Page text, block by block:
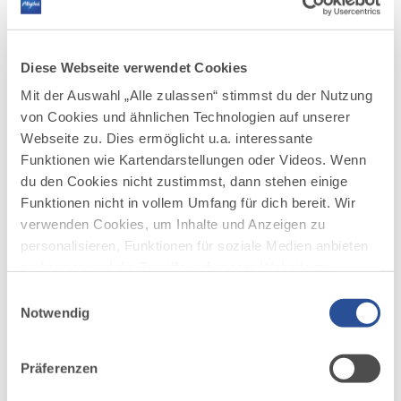
Diese Webseite verwendet Cookies
Mit der Auswahl „Alle zulassen“ stimmst du der Nutzung
von Cookies und ähnlichen Technologien auf unserer
Webseite zu. Dies ermöglicht u.a. interessante
Funktionen wie Kartendarstellungen oder Videos. Wenn
du den Cookies nicht zustimmst, dann stehen einige
Funktionen nicht in vollem Umfang für dich bereit. Wir
verwenden Cookies, um Inhalte und Anzeigen zu
personalisieren, Funktionen für soziale Medien anbieten
deiner Verwendung unserer Website an unsere Partner
möglicherweise mit weiteren Daten zusammen, die du
Notwendig
PräferenzenVeranstaltungen